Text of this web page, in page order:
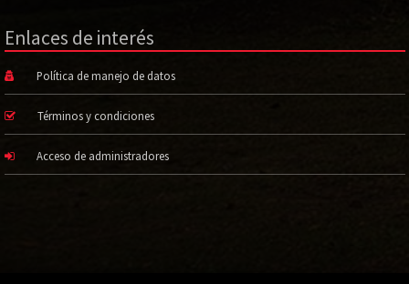
Enlaces de interés
Política de manejo de datos
Términos y condiciones
Acceso de administradores